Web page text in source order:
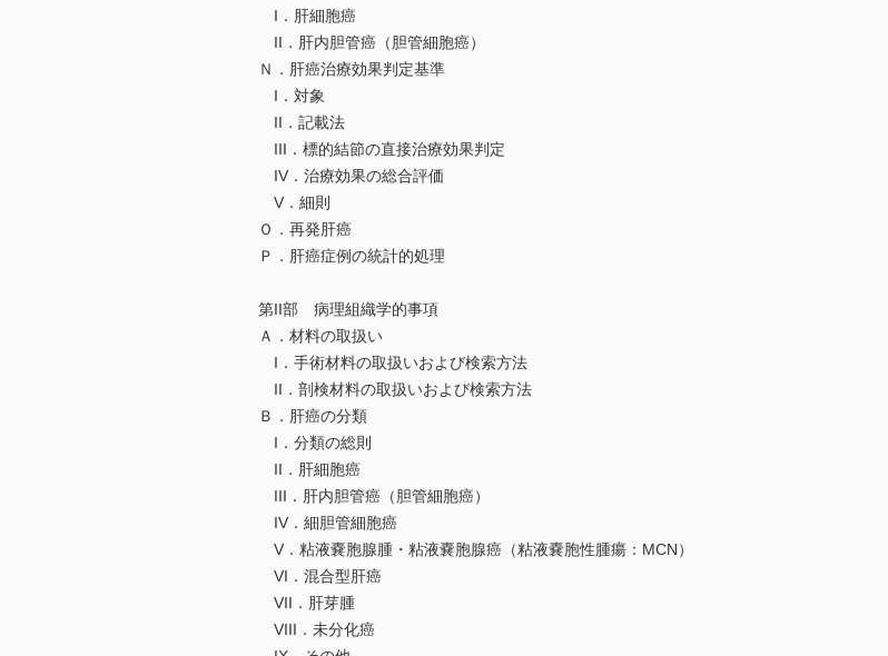
I．肝細胞癌
II．肝内胆管癌（胆管細胞癌）
Ｎ．肝癌治療効果判定基準
I．対象
II．記載法
III．標的結節の直接治療効果判定
IV．治療効果の総合評価
V．細則
Ｏ．再発肝癌
Ｐ．肝癌症例の統計的処理
第II部 病理組織学的事項
Ａ．材料の取扱い
I．手術材料の取扱いおよび検索方法
II．剖検材料の取扱いおよび検索方法
Ｂ．肝癌の分類
I．分類の総則
II．肝細胞癌
III．肝内胆管癌（胆管細胞癌）
IV．細胆管細胞癌
V．粘液嚢胞腺腫・粘液嚢胞腺癌（粘液嚢胞性腫瘍：MCN）
VI．混合型肝癌
VII．肝芽腫
VIII．未分化癌